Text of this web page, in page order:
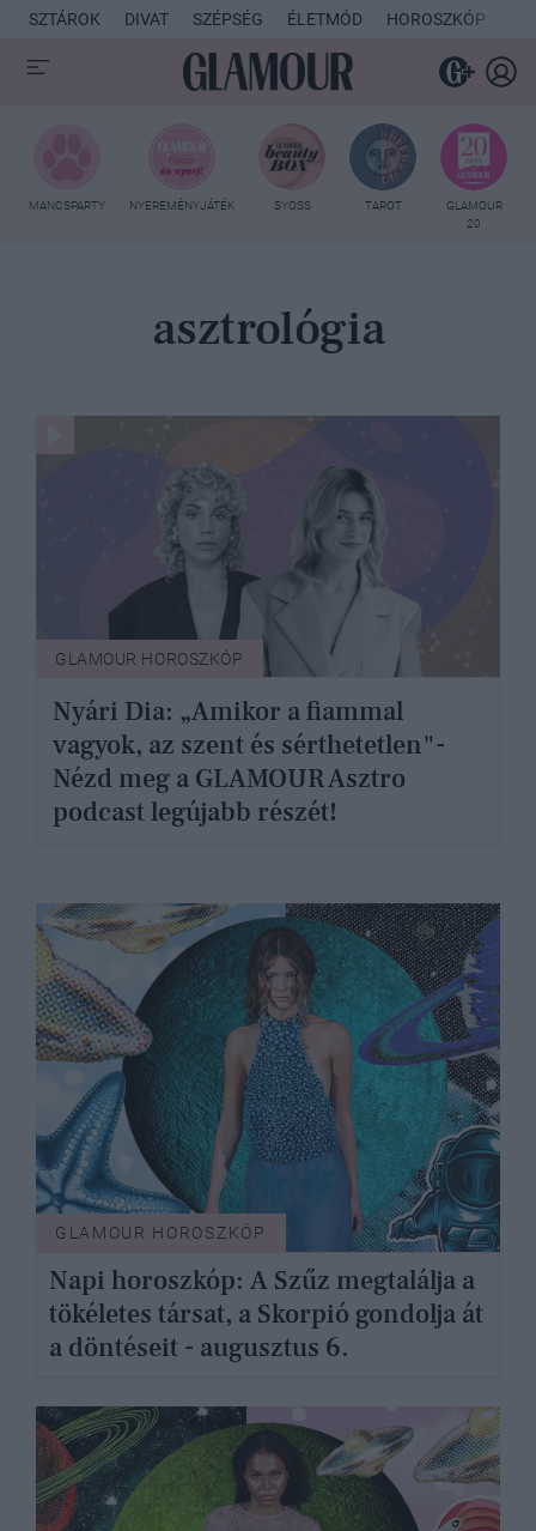
SZTÁROK DIVAT SZÉPSÉG ÉLETMÓD HOROSZKÓP
MANCSPARTY NYEREMÉNYJÁTÉK SYOSS TAROT
GLAMOUR
20
asztrológia
GLAMOUR HOROSZKÓP
Nyári Dia: „Amikor a fiammal
vagyok, az szent és sérthetetlen"-
Nézd meg a GLAMOUR Asztro
podcast legújabb részét!
GLAMOUR HOROSZKÓP
Napi horoszkóp: A Szűz megtalálja a
tökéletes társat, a Skorpió gondolja át
a döntéseit - augusztus 6.